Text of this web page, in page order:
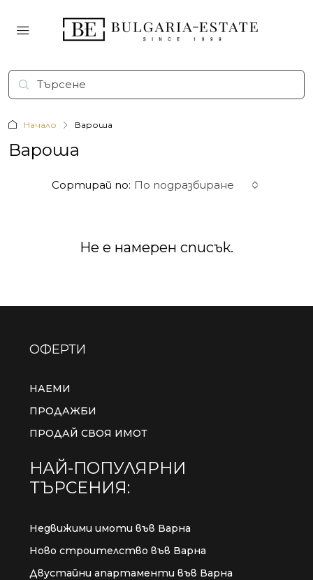
Начало Вароша
Вароша
Сортирай по: По подразбиране
Не е намерен списък.
ОФЕРТИ
НАЕМИ
ПРОДАЖБИ
ПРОДАЙ СВОЯ ИМОТ
НАЙ-ПОПУЛЯРНИ
ТЪРСЕНИЯ:
Недвижими имоти във Варна
Ново строителство във Варна
Двустайни апартаменти във Варна